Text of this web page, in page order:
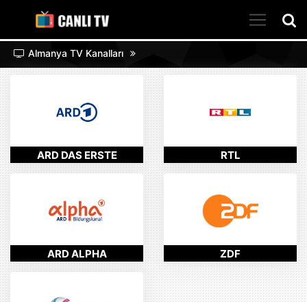
Almanya TV Kanalları
ARD DAS ERSTE RTL
ARD ALPHA ZDF